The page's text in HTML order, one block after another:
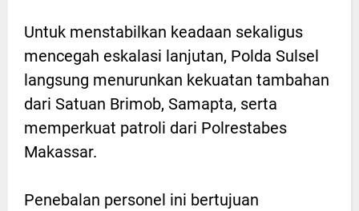
Untuk menstabilkan keadaan sekaligus
mencegah eskalasi lanjutan, Polda Sulsel
langsung menurunkan kekuatan tambahan
dari Satuan Brimob, Samapta, serta
memperkuat patroli dari Polrestabes
Makassar.
Penebalan personel ini bertujuan